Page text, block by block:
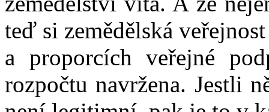
teď si zemědělská
a proporcích veřejné
rozpočtu navržena. Jestli